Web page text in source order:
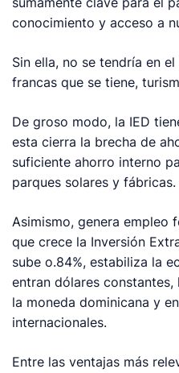
conocimiento y acceso a
Sin ella, no se tendría en
francas que se tiene,
De groso modo, la IED
esta cierra la brecha de
suficiente ahorro interno
parques solares y fábricas.
Asimismo, genera empleo
que crece la Inversión
sube o.84%, estabiliza la
entran dólares
la moneda dominicana y
internacionales.
Entre las ventajas más